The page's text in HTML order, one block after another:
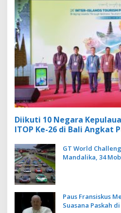
Diikuti 10 Negara
ITOP Ke-26 di Bali Angkat
GT World
Mandalika, 34
Paus Fransiskus
Suasana Paskah